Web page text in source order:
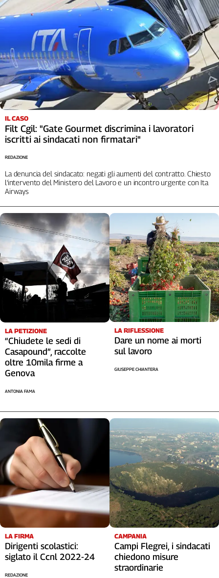
IL CASO
Filt Cgil: "Gate Gourmet discrimina i lavoratori
iscritti ai sindacati non firmatari"
La denuncia del sindacato: negati gli aumenti del contratto. Chiesto
l'intervento del Ministero del Lavoro e un incontro urgente con Ita
Airways
REDAZIONE
LA PETIZIONE
“Chiudete le sedi di
Casapound”, raccolte
oltre 10mila firme a
Genova
ANTONIA FAMA
LA RIFLESSIONE
Dare un nome ai morti
sul lavoro
GIUSEPPE CHIANTERA
LA FIRMA
Dirigenti scolastici:
siglato il Ccnl 2022-24
REDAZIONE
CAMPANIA
Campi Flegrei, i sindacati
chiedono misure
straordinarie